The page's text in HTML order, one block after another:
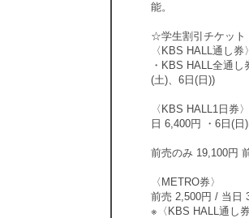
能。
☆学生割引チケット
〈KBS HALL通し券〉
・KBS HALL全通
(土)、6日(日))
〈KBS HALL1日券
日 6,400円 ・6日(
前売のみ 19,100円
〈METRO券〉
前売 2,500円 / 当日
※〈KBS HALL通し